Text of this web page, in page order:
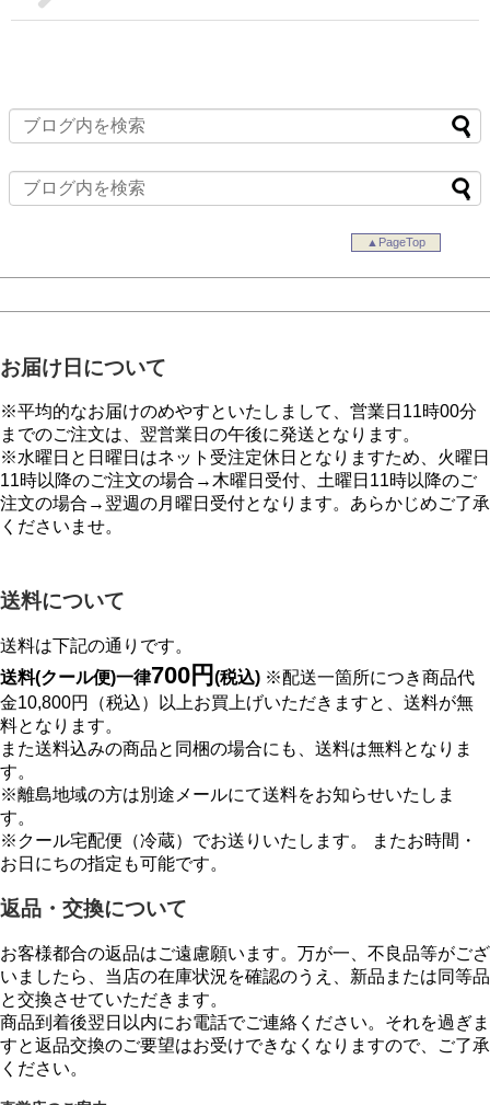
▲PageTop
お届け日について
※平均的なお届けのめやすといたしまして、営業日11時00分
までのご注文は、翌営業日の午後に発送となります。
※水曜日と日曜日はネット受注定休日となりますため、火曜日
11時以降のご注文の場合→木曜日受付、土曜日11時以降のご
注文の場合→翌週の月曜日受付となります。あらかじめご了承
くださいませ。
送料について
送料は下記の通りです。
送料(クール便)一律700円 (税込) ※配送一箇所につき商品代
金10,800円（税込）以上お買上げいただきますと、送料が無
料となります。
また送料込みの商品と同梱の場合にも、送料は無料となりま
す。
※離島地域の方は別途メールにて送料をお知らせいたしま
す。
※クール宅配便（冷蔵）でお送りいたします。 またお時間・
お日にちの指定も可能です。
返品・交換について
お客様都合の返品はご遠慮願います。万が一、不良品等がござ
いましたら、当店の在庫状況を確認のうえ、新品または同等品
と交換させていただきます。
商品到着後翌日以内にお電話でご連絡ください。それを過ぎま
すと返品交換のご要望はお受けできなくなりますので、ご了承
ください。